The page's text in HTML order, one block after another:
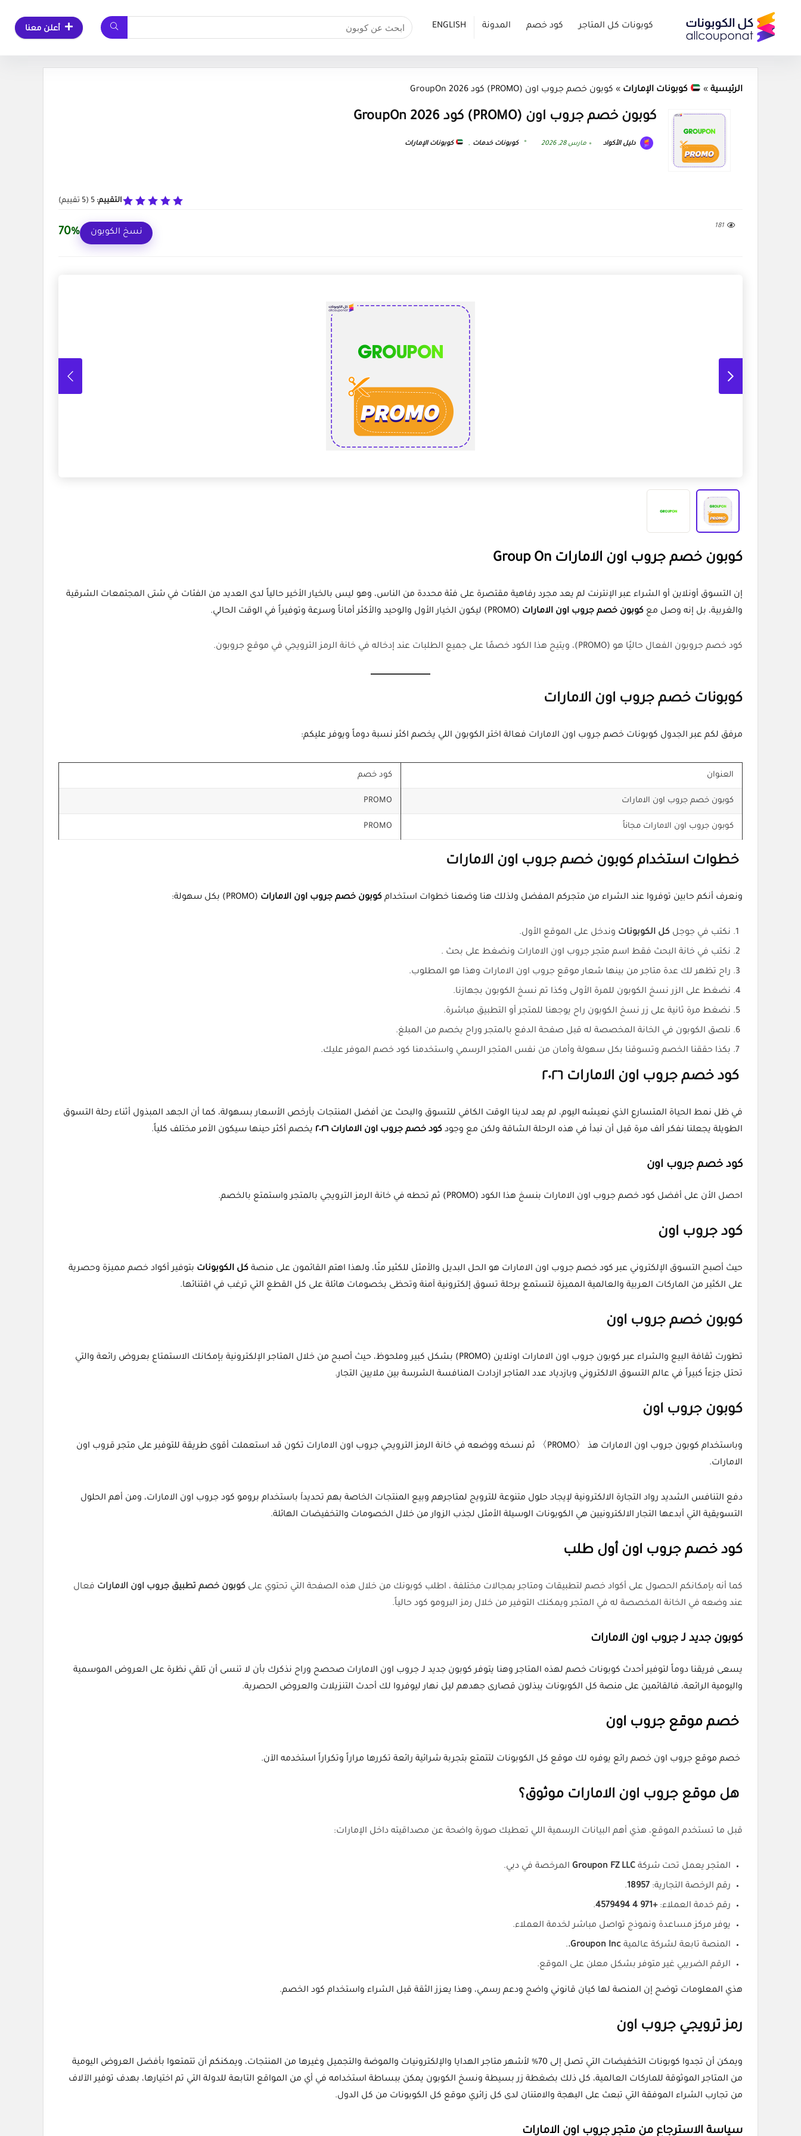
كوبونات كل المتاجر كود خصم المدونة ENGLISH أعلن معنا
الرئيسية » كوبونات الإمارات » كوبون خصم جروب اون (PROMO) كود GroupOn 2026
كوبون خصم جروب اون (PROMO) كود GroupOn 2026
دليل الأكواد مارس 28, 2026 كوبونات خدمات , كوبونات الإمارات
التقييم: 5
(
5 تقييم)
181
70% نسخ الكوبون
كوبون خصم جروب اون الامارات Group On
إن التسوق أونلاين أو الشراء عبر الإنترنت لم يعد مجرد رفاهية مقتصرة على فئة محددة من الناس، وهو ليس بالخيار الأخير حالياً لدى العديد من الفئات في شتى المجتمعات الشرقية
والغربية، بل إنه وصل مع كوبون خصم جروب اون الامارات (PROMO) ليكون الخيار الأول والوحيد والأكثر أماناً وسرعة وتوفيراً في الوقت الحالي.
كود خصم جروبون الفعال حاليًا هو (PROMO)، ويتيح هذا الكود خصمًا على جميع الطلبات عند إدخاله في خانة الرمز الترويجي في موقع جروبون.
كوبونات خصم جروب اون الامارات
مرفق لكم عبر الجدول كوبونات خصم جروب اون الامارات فعالة اختر الكوبون اللي يخصم اكثر نسبة دوماً ويوفر عليكم:
العنوان كود خصم
كوبون خصم جروب اون الامارات PROMO
كوبون جروب اون الامارات مجاناً PROMO
خطوات استخدام كوبون خصم جروب اون الامارات
ونعرف أنكم حابين توفروا عند الشراء من متجركم المفضل ولذلك هنا وضعنا خطوات استخدام كوبون خصم جروب اون الامارات (PROMO) بكل سهولة:
نكتب في جوجل كل الكوبونات وندخل على الموقع الأول.
نكتب في خانة البحث فقط اسم متجر جروب اون الامارات ونضغط على بحث .
راح تظهر لك عدة متاجر من بينها شعار موقع جروب اون الامارات وهذا هو المطلوب.
نضغط على الزر نسخ الكوبون للمرة الأولى وكذا تم نسخ الكوبون بجهازنا.
نضغط مرة ثانية على زر نسخ الكوبون راح يوجهنا للمتجر أو التطبيق مباشرة.
نلصق الكوبون في الخانة المخصصة له قبل صفحة الدفع بالمتجر وراح يخصم من المبلغ.
بكذا حققنا الخصم وتسوقنا بكل سهولة وأمان من نفس المتجر الرسمي واستخدمنا كود خصم الموفر عليك.
كود خصم جروب اون الامارات ٢٠٢٦
في ظل نمط الحياة المتسارع الذي نعيشه اليوم، لم يعد لدينا الوقت الكافي للتسوق والبحث عن أفضل المنتجات بأرخص الأسعار بسهولة، كما أن الجهد المبذول أثناء رحلة التسوق
الطويلة يجعلنا نفكر ألف مرة قبل أن نبدأ في هذه الرحلة الشاقة ولكن مع وجود كود خصم جروب اون الامارات ٢٠٢٦ يخصم أكثر حينها سيكون الأمر مختلف كلياً.
كود خصم جروب اون
احصل الأن على أفضل كود خصم جروب اون الامارات بنسخ هذا الكود (PROMO) ثم تحطه في خانة الرمز الترويجي بالمتجر واستمتع بالخصم.
كود جروب اون
حيث أصبح التسوق الإلكتروني عبر كود خصم جروب اون الامارات هو الحل البديل والأمثل للكثير منّا، ولهذا اهتم القائمون على منصة كل الكوبونات بتوفير أكواد خصم مميزة وحصرية
على الكثير من الماركات العربية والعالمية المميزة لتستمع برحلة تسوق إلكترونية آمنة وتحظى بخصومات هائلة على كل القطع التي ترغب في اقتنائها.
كوبون خصم جروب اون
تطورت ثقافة البيع والشراء عبر كوبون جروب اون الامارات اونلاين (PROMO) بشكل كبير وملحوظ، حيث أصبح من خلال المتاجر الإلكترونية بإمكانك الاستمتاع بعروض رائعة والتي
تحتل جزءاً كبيراً في عالم التسوق الالكتروني وبازدياد عدد المتاجر ازدادت المنافسة الشرسة بين ملايين التجار.
كوبون جروب اون
وباستخدام كوبون جروب اون الامارات هذ 〈PROMO〉 ثم نسخه ووضعه في خانة الرمز الترويجي جروب اون الامارات تكون قد استعملت أقوى طريقة للتوفير على متجر قروب اون
الامارات.
دفع التنافس الشديد رواد التجارة الالكترونية لإيجاد حلول متنوعة للترويج لمتاجرهم وبيع المنتجات الخاصة بهم تحديداَ باستخدام برومو كود جروب اون الامارات، ومن أهم الحلول
التسويقية التي أبدعها التجار الالكترونيين هي الكوبونات الوسيلة الأمثل لجذب الزوار من خلال الخصومات والتخفيضات الهائلة.
كود خصم جروب اون أول طلب
كما أنه بإمكانكم الحصول على أكواد خصم لتطبيقات ومتاجر بمجالات مختلفة ، اطلب كوبونك من خلال هذه الصفحة التي تحتوي على كوبون خصم تطبيق جروب اون الامارات فعال
عند وضعه في الخانة المخصصة له في المتجر ويمكنك التوفير من خلال رمز البرومو كود حالياً.
كوبون جديد لـ جروب اون الامارات
يسعى فريقنا دوماً لتوفير أحدث كوبونات خصم لهذه المتاجر وهنا يتوفر كوبون جديد لـ جروب اون الامارات صحصح وراح نذكرك بأن لا تنسى أن تلقي نظرة على العروض الموسمية
واليومية الرائعة، فالقائمين على منصة كل الكوبونات يبذلون قصارى جهدهم ليل نهار ليوفروا لك أحدث التنزيلات والعروض الحصرية.
خصم موقع جروب اون
خصم موقع جروب اون خصم رائع يوفره لك موقع كل الكوبونات لتتمتع بتجربة شرائية رائعة تكررها مراراً وتكراراً استخدمه الآن.
هل موقع جروب اون الامارات موثوق؟
قبل ما تستخدم الموقع، هذي أهم البيانات الرسمية اللي تعطيك صورة واضحة عن مصداقيته داخل الإمارات:
المتجر يعمل تحت شركة Groupon FZ LLC المرخصة في دبي.
رقم الرخصة التجارية: 18957
.
رقم خدمة العملاء:+971 4 4579494
.
يوفر مركز مساعدة ونموذج تواصل مباشر لخدمة العملاء.
المنصة تابعة لشركة عالمية Groupon Inc.
.
الرقم الضريبي غير متوفر بشكل معلن على الموقع.
هذي المعلومات توضح إن المنصة لها كيان قانوني واضح ودعم رسمي، وهذا يعزز الثقة قبل الشراء واستخدام كود الخصم.
رمز ترويجي جروب اون
ويمكن أن تجدوا كوبونات التخفيضات التي تصل إلى 70% لأشهر متاجر الهدايا والإلكترونيات والموضة والتجميل وغيرها من المنتجات، ويمكنكم أن تتمتعوا بأفضل العروض اليومية
من المتاجر الموثوقة للماركات العالمية، كل ذلك بضغطة زر بسيطة ونسخ الكوبون يمكن ببساطة استخدامه في أي من المواقع التابعة للدولة التي تم اختيارها، بهدف توفير الآلاف
من تجارب الشراء الموفقة التي تبعث على البهجة والامتنان لدى كل زائري موقع كل الكوبونات من كل الدول.
سياسة الاسترجاع من متجر جروب اون الامارات